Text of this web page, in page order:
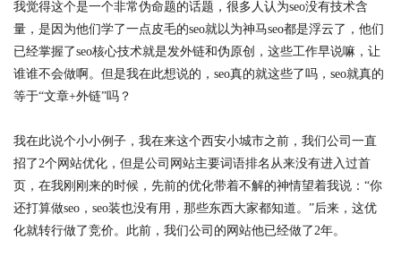
我觉得这个是一个非常伪命题的话题，很多人认为seo没有技术含
量，是因为他们学了一点皮毛的seo就以为神马seo都是浮云了，他们
已经掌握了seo核心技术就是发外链和伪原创，这些工作早说嘛，让
谁谁不会做啊。但是我在此想说的，seo真的就这些了吗，seo就真的
等于“文章+外链”吗？
我在此说个小小例子，我在来这个西安小城市之前，我们公司一直
招了2个网站优化，但是公司网站主要词语排名从来没有进入过首
页，在我刚刚来的时候，先前的优化带着不解的神情望着我说：“你
还打算做seo，seo装也没有用，那些东西大家都知道。”后来，这优
化就转行做了竞价。此前，我们公司的网站他已经做了2年。